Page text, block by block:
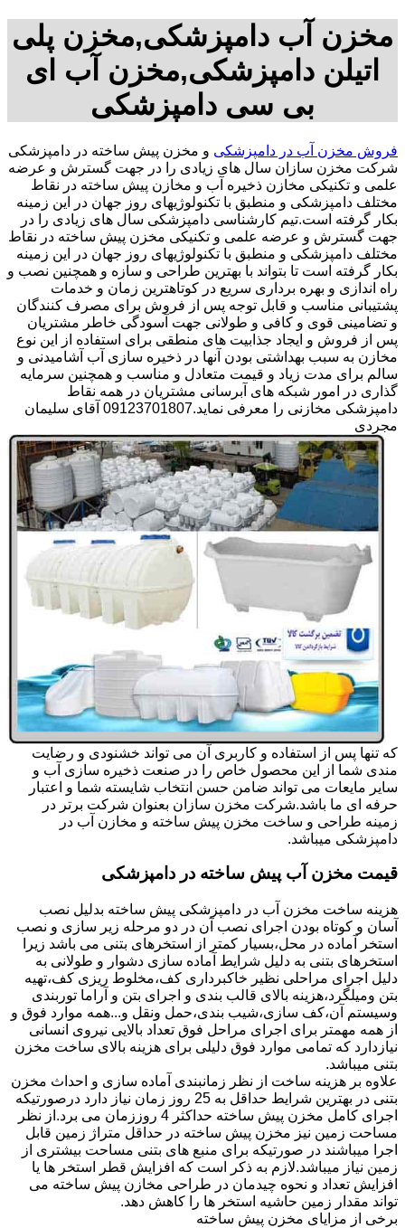
مخزن آب دامپزشکی,مخزن پلی
اتیلن دامپزشکی,مخزن آب ای
بی سی دامپزشکی
فروش مخزن آب در دامپزشکی و مخزن پیش ساخته در دامپزشکی
شرکت مخزن سازان سال های زیادی را در جهت گسترش و عرضه
علمی و تکنیکی مخازن ذخیره آب و مخازن پیش ساخته در نقاط
مختلف دامپزشکی و منطبق با تکنولوژیهای روز جهان در این زمینه
بکار گرفته است.تیم کارشناسی دامپزشکی سال های زیادی را در
جهت گسترش و عرضه علمی و تکنیکی مخزن پیش ساخته در نقاط
مختلف دامپزشکی و منطبق با تکنولوژیهای روز جهان در این زمینه
بکار گرفته است تا بتواند با بهترین طراحی و سازه و همچنین نصب و
راه اندازی و بهره برداری سریع در کوتاهترین زمان و خدمات
پشتیبانی مناسب و قابل توجه پس از فروش برای مصرف کنندگان
و تضامینی قوی و کافی و طولانی جهت آسودگی خاطر مشتریان
پس از فروش و ایجاد جذابیت های منطقی برای استفاده از این نوع
مخازن به سبب بهداشتی بودن آنها در ذخیره سازی آب آشامیدنی و
سالم برای مدت زیاد و قیمت متعادل و مناسب و همچنین سرمایه
گذاری در امور شبکه های آبرسانی مشتریان در همه نقاط
دامپزشکی مخازنی را معرفی نماید.09123701807 آقای سلیمان
مجردی
که تنها پس از استفاده و کاربری آن می تواند خشنودی و رضایت
مندی شما از این محصول خاص را در صنعت ذخیره سازی آب و
سایر مایعات می تواند ضامن حسن انتخاب شایسته شما و اعتبار
حرفه ای ما باشد.شرکت مخزن سازان بعنوان شرکت برتر در
زمینه طراحی و ساخت مخزن پیش ساخته و مخازن آب در
دامپزشکی میباشد.
قیمت مخزن آب پیش ساخته در دامپزشکی
هزینه ساخت مخزن آب در دامپزشکی پیش ساخته بدلیل نصب
آسان و کوتاه بودن اجرای نصب آن در دو مرحله زیر سازی و نصب
استخر آماده در محل،بسیار کمتر از استخرهای بتنی می باشد زیرا
استخرهای بتنی به دلیل شرایط آماده سازی دشوار و طولانی به
دلیل اجرای مراحلی نظیر خاکبرداری کف،مخلوط ریزی کف،تهیه
بتن ومیلگرد،هزینه بالای قالب بندی و اجرای بتن و آراما توربندی
وسیستم آن،کف سازی،شیب بندی،حمل ونقل و...همه موارد فوق و
از همه مهمتر برای اجرای مراحل فوق تعداد بالایی نیروی انسانی
نیازدارد که تمامی موارد فوق دلیلی برای هزینه بالای ساخت مخزن
بتنی میباشد.
علاوه بر هزینه ساخت از نظر زمانبندی آماده سازی و احداث مخزن
بتنی در بهترین شرایط حداقل به 25 روز زمان نیاز دارد درصورتیکه
اجرای کامل مخزن پیش ساخته حداکثر 4 روززمان می برد.از نظر
مساحت زمین نیز مخزن پیش ساخته در حداقل متراژ زمین قابل
اجرا میباشند در صورتیکه برای منبع های بتنی مساحت بیشتری از
زمین نیاز میباشد.لازم به ذکر است که افزایش قطر استخر ها یا
افزایش تعداد و نحوه چیدمان در طراحی مخازن پیش ساخته می
تواند مقدار زمین حاشیه استخر ها را کاهش دهد.
برخی از مزایای مخزن پیش ساخته